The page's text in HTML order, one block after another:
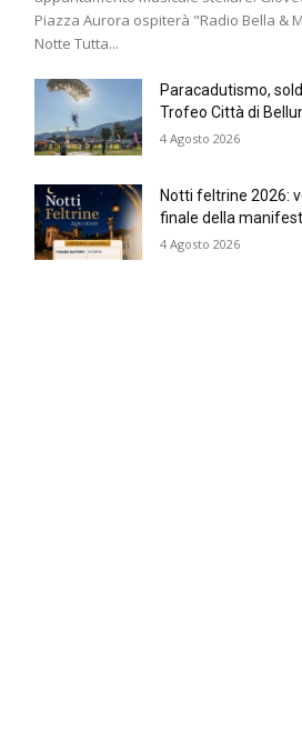
Piazza Aurora ospiterà "Radio Bella &
Notte Tutta...
Paracadutismo,
Trofeo Città di
4 Agosto 2026
Notti feltrine 2026:
finale della
4 Agosto 2026